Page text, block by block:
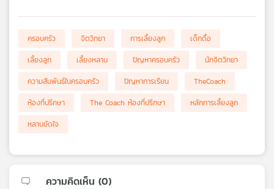
ครอบครัว จิตวิทยา การเลี้ยงลูก
เด็กดื้อ
เลี้ยงลูก
เลี้ยงหลาน ปัญหาครอบครัว
นักจิตวิทยา
ความสัมพันธ์ในครอบครัว
ปัญหาการเรียน
TheCoach
ห้องที่ปรึกษา
The Coach ห้องที่ปรึกษา
หลักการเลี้ยงลูก
หลานขัดใจ
ความคิดเห็น (0)